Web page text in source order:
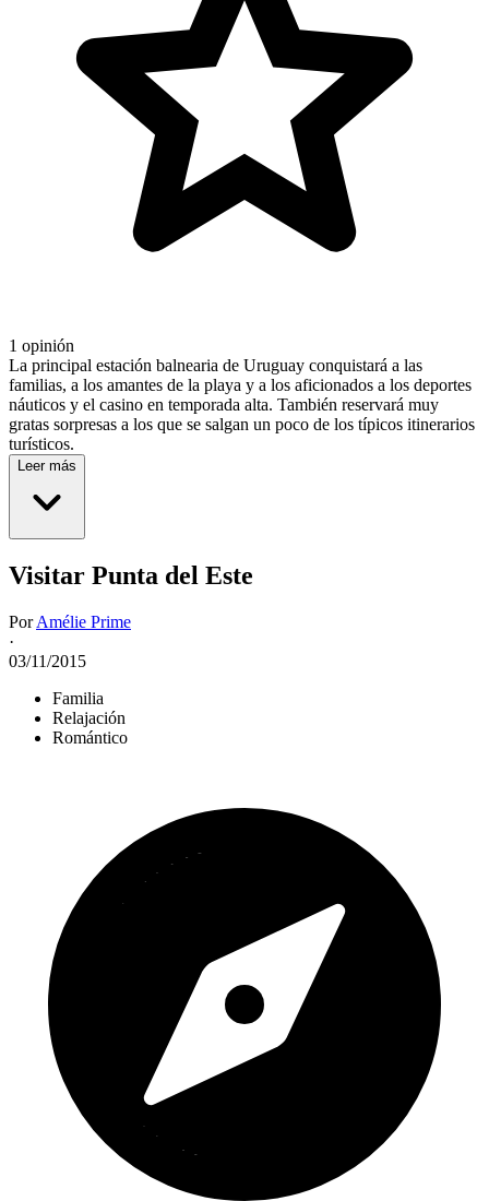
1 opinión
La principal estación balnearia de Uruguay conquistará a las
familias, a los amantes de la playa y a los aficionados a los deportes
náuticos y el casino en temporada alta. También reservará muy
gratas sorpresas a los que se salgan un poco de los típicos itinerarios
turísticos.
Leer más
Visitar Punta del Este
PorAmélie Prime
·
03/11/2015
Familia
Relajación
Romántico